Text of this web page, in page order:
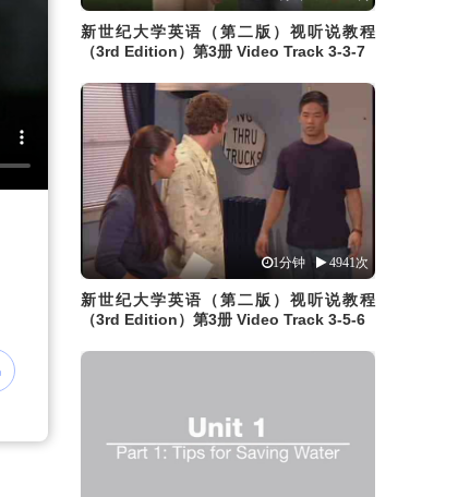
新世纪大学英语（第二版）视听说教程
（3rd Edition）第3册 Video Track 3-3-7
1分钟 4941次
新世纪大学英语（第二版）视听说教程
（3rd Edition）第3册 Video Track 3-5-6